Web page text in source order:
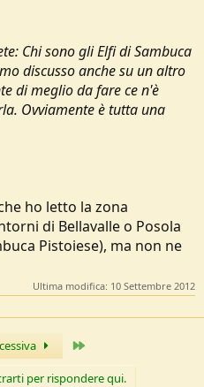
Chi sono gli Elfi di Sambuca
discusso anche su un altro
di meglio da fare ce n'è
Ovviamente è tutta una
ho letto la zona
di Bellavalle o Posola
Pistoiese), ma non ne
Ultima modifica: 10 Settembre 2012
per rispondere qui.